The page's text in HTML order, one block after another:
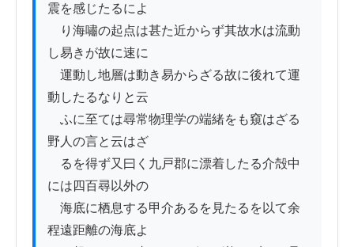
震を感じたるによ
り海嘯の起点は甚た近からず其故水は流動
し易きが故に速に
運動し地層は動き易からざる故に後れて運
動したるなりと云
ふに至ては尋常物理学の端緒をも窺はざる
野人の言と云はざ
るを得ず又曰く九戸郡に漂着したる介殻中
には四百尋以外の
海底に栖息する甲介あるを見たるを以て余
程遠距離の海底よ